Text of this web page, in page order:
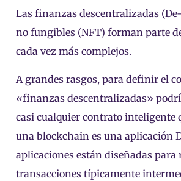
Las finanzas descentralizadas
no fungibles (NFT) forman parte
cada vez más complejos.
A grandes rasgos, para definir el
«finanzas descentralizadas»
casi cualquier contrato inteligente
una blockchain es una aplicación
aplicaciones están diseñadas para
transacciones típicamente